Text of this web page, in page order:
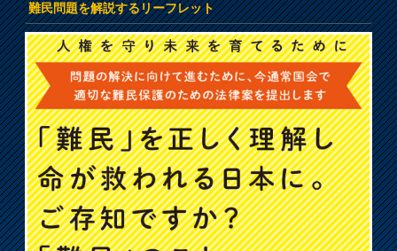
難民問題を解説するリーフレット